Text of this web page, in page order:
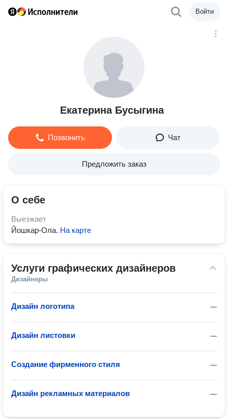
Войти
Екатерина Бусыгина
Позвонить Чат
Предложить заказ
О себе
Выезжает
Йошкар-Ола. На карте
Услуги графических дизайнеров
Дизайнеры
—
Дизайн логотипа
—
Дизайн листовки
—
Создание фирменного стиля
—
Дизайн рекламных материалов